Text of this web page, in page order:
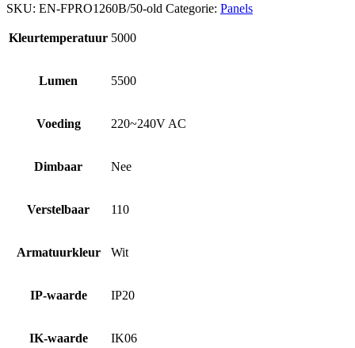
SKU: EN-FPRO1260B/50-old Categorie: Panels
Kleurtemperatuur 5000
Lumen 5500
Voeding 220~240V AC
Dimbaar Nee
Verstelbaar 110
Armatuurkleur Wit
IP-waarde IP20
IK-waarde IK06